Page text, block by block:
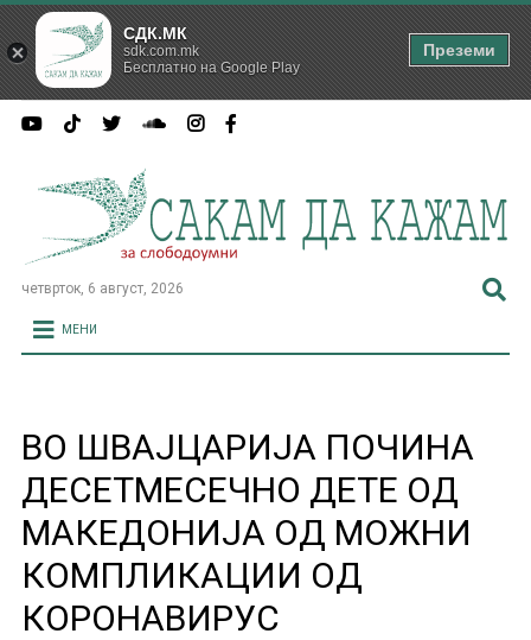
четврток, 6 август, 2026
МЕНИ
ВО ШВАЈЦАРИЈА ПОЧИНА
ДЕСЕТМЕСЕЧНО ДЕТЕ ОД
МАКЕДОНИЈА ОД МОЖНИ
КОМПЛИКАЦИИ ОД
КОРОНАВИРУС
СДК.МК
sdk.com.mk
Бесплатно на Google Play
Преземи